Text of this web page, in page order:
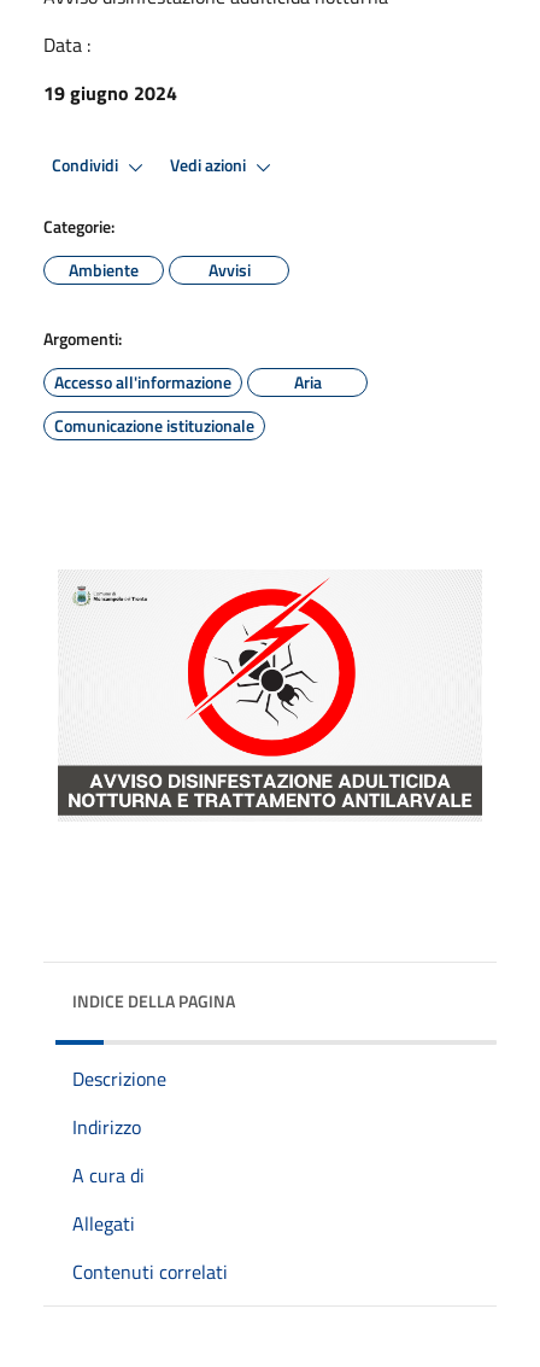
Data :
19 giugno 2024
Condividi Vedi azioni
Categorie:
Ambiente
Avvisi
Argomenti:
Accesso all'informazione
Aria
Comunicazione istituzionale
INDICE DELLA PAGINA
Descrizione
Indirizzo
A cura di
Allegati
Contenuti correlati